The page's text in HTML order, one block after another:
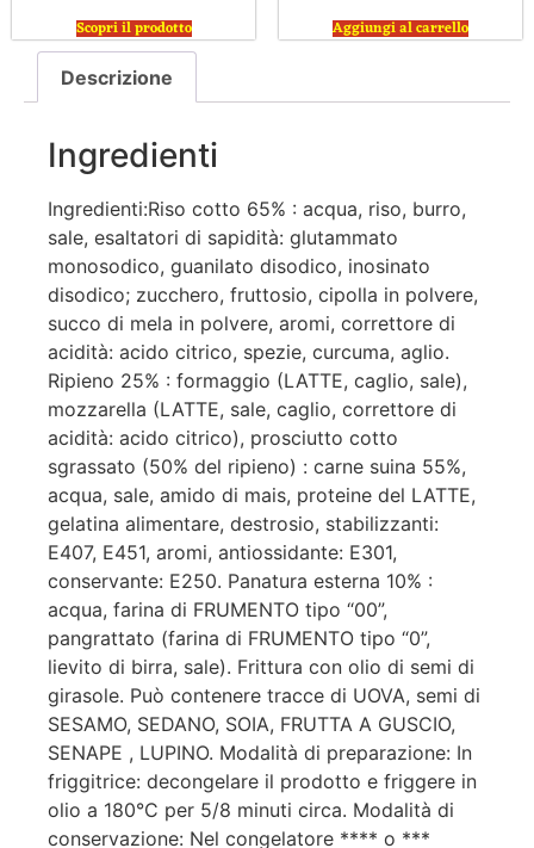
Scopri il prodotto Aggiungi al carrello
Descrizione
Ingredienti
Ingredienti:Riso cotto 65% : acqua, riso, burro,
sale, esaltatori di sapidità: glutammato
monosodico, guanilato disodico, inosinato
disodico; zucchero, fruttosio, cipolla in polvere,
succo di mela in polvere, aromi, correttore di
acidità: acido citrico, spezie, curcuma, aglio.
Ripieno 25% : formaggio (LATTE, caglio, sale),
mozzarella (LATTE, sale, caglio, correttore di
acidità: acido citrico), prosciutto cotto
sgrassato (50% del ripieno) : carne suina 55%,
acqua, sale, amido di mais, proteine del LATTE,
gelatina alimentare, destrosio, stabilizzanti:
E407, E451, aromi, antiossidante: E301,
conservante: E250. Panatura esterna 10% :
acqua, farina di FRUMENTO tipo “00”,
pangrattato (farina di FRUMENTO tipo “0”,
lievito di birra, sale). Frittura con olio di semi di
girasole. Può contenere tracce di UOVA, semi di
SESAMO, SEDANO, SOIA, FRUTTA A GUSCIO,
SENAPE , LUPINO. Modalità di preparazione: In
friggitrice: decongelare il prodotto e friggere in
olio a 180°C per 5/8 minuti circa. Modalità di
conservazione: Nel congelatore **** o ***